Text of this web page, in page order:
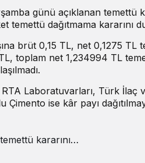
günü açıklanan temettü
temettü dağıtmama kararını
brüt 0,15 TL, net 0,1275 TL
toplam net 1,234994 TL
Laboratuvarları, Türk
Çimento ise kâr payı